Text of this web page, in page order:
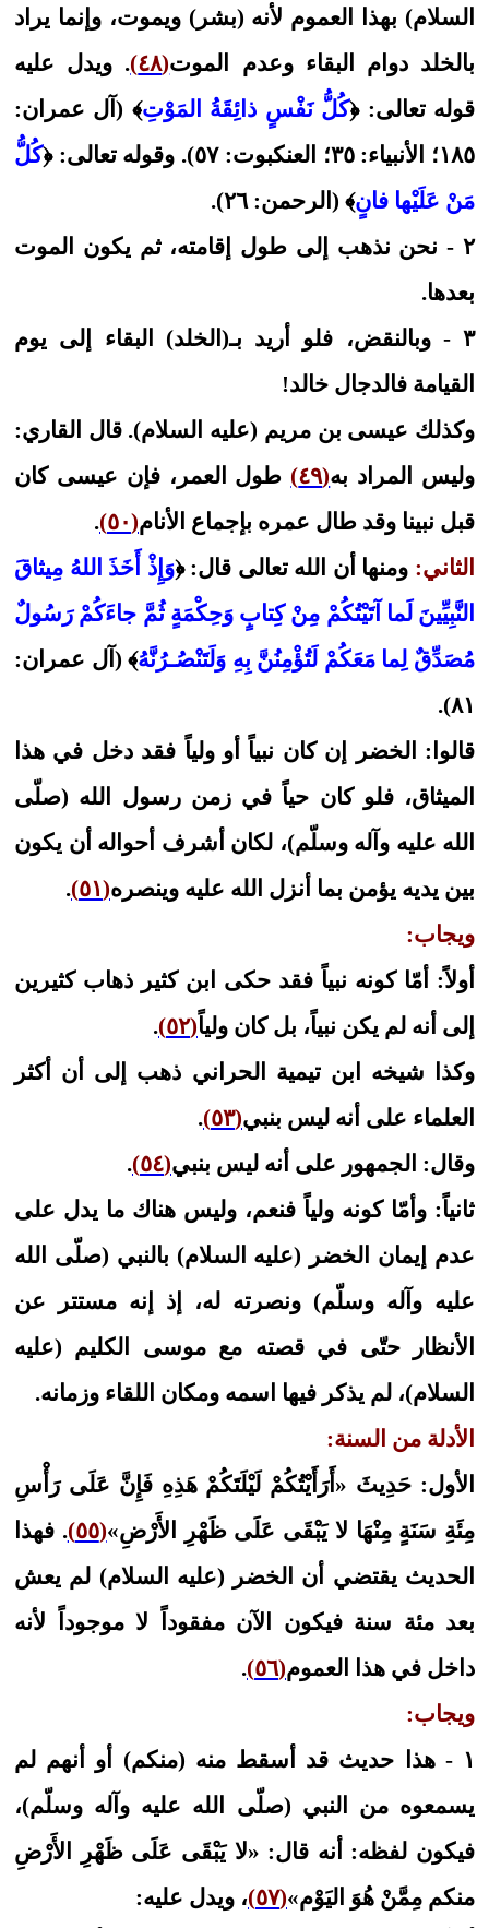
السلام) بهذا العموم لأنه (بشر) ويموت، وإنما يراد
بالخلد دوام البقاء وعدم الموت(٤٨)
. ويدل عليه
قوله تعالى: ﴿كُلُّ نَفْسٍ ذائِقَةُ المَوْتِ﴾ (آل عمران:
١٨٥؛ الأنبياء: ٣٥؛ العنكبوت: ٥٧). وقوله تعالى: ﴿
كُلُّ
مَنْ عَلَيْها فانٍ﴾ (الرحمن: ٢٦).
٢ - نحن نذهب إلى طول إقامته، ثم يكون الموت
بعدها.
٣ - وبالنقض، فلو أريد بـ(الخلد) البقاء إلى يوم
القيامة فالدجال خالد!
وكذلك عيسى بن مريم (عليه السلام). قال القاري:
وليس المراد به(٤٩)
طول العمر، فإن عيسى كان
قبل نبينا وقد طال عمره بإجماع الأنام(٥٠)
.
الثاني: ومنها أن الله تعالى قال: ﴿وَإِذْ أَخَذَ اللهُ مِيثاقَ
النَّبِيِّينَ لَما آتَيْتُكُمْ مِنْ كِتابٍ وَحِكْمَةٍ ثُمَّ جاءَكُمْ رَسُولٌ
مُصَدِّقٌ لِما مَعَكُمْ لَتُؤْمِنُنَّ بِهِ وَلَتَنْصُـرُنَّهُ﴾ (آل عمران:
٨١).
قالوا: الخضر إن كان نبياً أو ولياً فقد دخل في هذا
الميثاق، فلو كان حياً في زمن رسول الله (صلّى
الله عليه وآله وسلّم)، لكان أشرف أحواله أن يكون
بين يديه يؤمن بما أنزل الله عليه وينصره(٥١)
.
ويجاب:
أولاً: أمّا كونه نبياً فقد حكى ابن كثير ذهاب كثيرين
إلى أنه لم يكن نبياً، بل كان ولياً(٥٢)
.
وكذا شيخه ابن تيمية الحراني ذهب إلى أن أكثر
العلماء على أنه ليس بنبي(٥٣)
.
وقال: الجمهور على أنه ليس بنبي(٥٤)
.
ثانياً: وأمّا كونه ولياً فنعم، وليس هناك ما يدل على
عدم إيمان الخضر (عليه السلام) بالنبي (صلّى الله
عليه وآله وسلّم) ونصرته له، إذ إنه مستتر عن
الأنظار حتّى في قصته مع موسى الكليم (عليه
السلام)، لم يذكر فيها اسمه ومكان اللقاء وزمانه.
الأدلة من السنة:
الأول: حَدِيثَ «أَرَأَيْتُكُمْ لَيْلَتَكُمْ هَذِهِ فَإِنَّ عَلَى رَأْسِ
مِئَةِ سَنَةٍ مِنْهَا لا يَبْقَى عَلَى ظَهْرِ الأَرْضِ»(٥٥)
. فهذا
الحديث يقتضي أن الخضر (عليه السلام) لم يعش
بعد مئة سنة فيكون الآن مفقوداً لا موجوداً لأنه
داخل في هذا العموم(٥٦)
.
ويجاب:
١ - هذا حديث قد أسقط منه (منكم) أو أنهم لم
يسمعوه من النبي (صلّى الله عليه وآله وسلّم)،
فيكون لفظه: أنه قال: «لا يَبْقَى عَلَى ظَهْرِ الأَرْضِ
منكم مِمَّنْ هُوَ اليَوْم»(٥٧)
، ويدل عليه: